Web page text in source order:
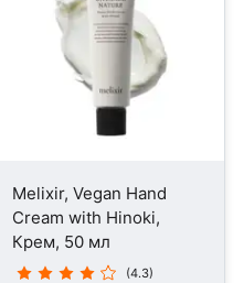
Melixir, Vegan Hand
Cream with Hinoki,
Крем, 50 мл
(4.3)